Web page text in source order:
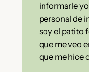
informarle
personal de
soy el patito
que me veo
que me hice